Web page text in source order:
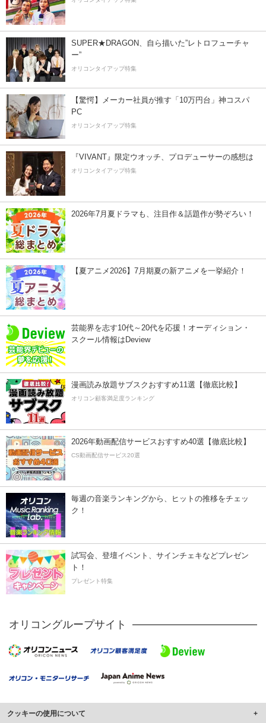
SUPER★DRAGON、自ら描いた”レトロフューチャ
ー”
オリコンタイアップ特集
【驚愕】メーカー社員が推す「10万円台」神コスパ
PC
オリコンタイアップ特集
『VIVANT』限定ウオッチ、プロデューサーの感想は
オリコンタイアップ特集
2026年7月夏ドラマも、注目作＆話題作が勢ぞろい！
【夏アニメ2026】7月期夏の新アニメを一挙紹介！
芸能界を志す10代～20代を応援！オーディション・
スクール情報はDeview
漫画読み放題サブスクおすすめ11選【徹底比較】
オリコン顧客満足度ランキング
2026年動画配信サービスおすすめ40選【徹底比較】
CS動画配信サービス20選
毎週の音楽ランキングから、ヒットの推移をチェッ
ク！
試写会、登壇イベント、サインチェキなどプレゼン
ト！
プレゼント特集
オリコングループサイト
クッキーの使用について